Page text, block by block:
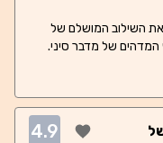
השילוב המושלם של
המדהים של מדבר סיני.
4.9